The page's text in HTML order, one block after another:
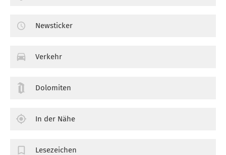
Newsticker
Verkehr
Dolomiten
In der Nähe
Lesezeichen